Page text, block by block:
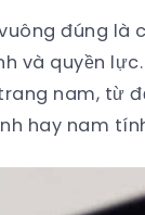
đúng là
và quyền
nam, từ
hay nam